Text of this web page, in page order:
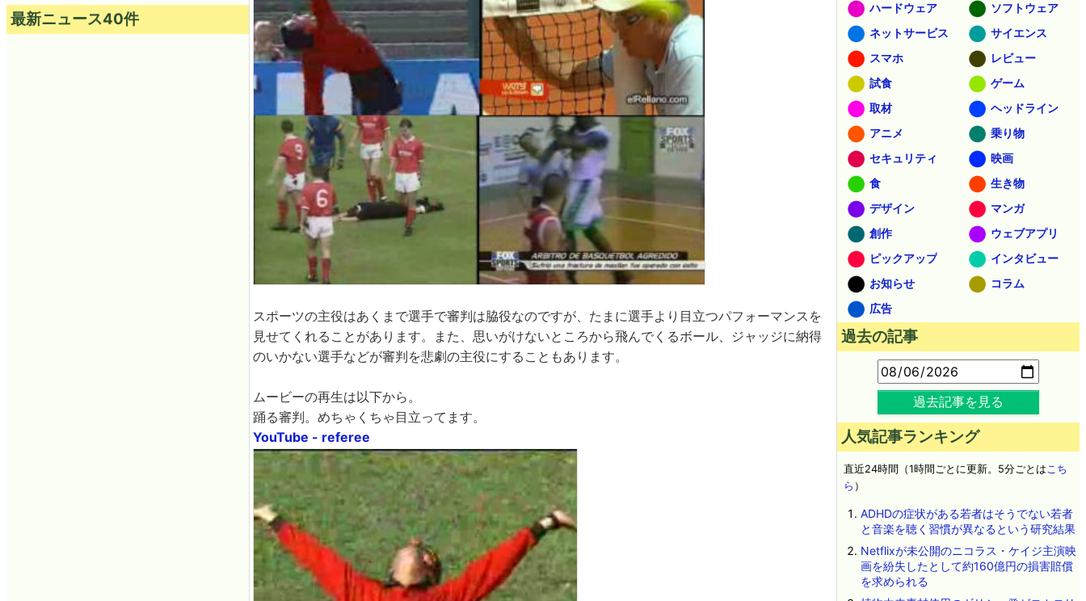
スポーツの主役はあくまで選手で審判は脇役なのですが、たまに選手より目立つパフォーマンスを
見せてくれることがあります。また、思いがけないところから飛んでくるボール、ジャッジに納得
のいかない選手などが審判を悲劇の主役にすることもあります。
ムービーの再生は以下から。
踊る審判。めちゃくちゃ目立ってます。
YouTube - referee
最新ニュース40件
ハードウェア
ソフトウェア
ネットサービス
サイエンス
スマホ
レビュー
試食
ゲーム
取材
ヘッドライン
アニメ
乗り物
セキュリティ
映画
食
生き物
デザイン
マンガ
創作
ウェブアプリ
ピックアップ
インタビュー
お知らせ
コラム
広告
過去の記事
過去記事を見る
人気記事ランキング
直近24時間（1時間ごとに更新。5分ごとはこち
ら ）
ADHDの症状がある若者はそうでない若者
と音楽を聴く習慣が異なるという研究結果
Netflixが未公開のニコラス・ケイジ主演映
画を紛失したとして約160億円の損害賠償
を求められる